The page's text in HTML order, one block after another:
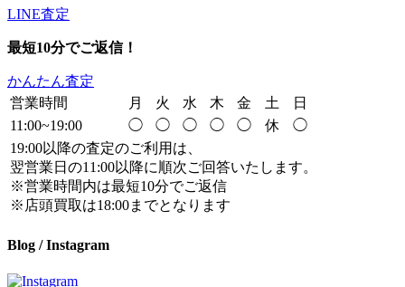
LINE査定
最短10分でご返信！
かんたん査定
営業時間
月 火 水 木 金 土
日
11:00~19:00
◯ ◯ ◯ ◯ ◯ 休
◯
19:00以降の査定のご利用は、
翌営業日の11:00以降に順次ご回答いたします。
※営業時間内は最短10分でご返信
※店頭買取は18:00までとなります
Blog / Instagram